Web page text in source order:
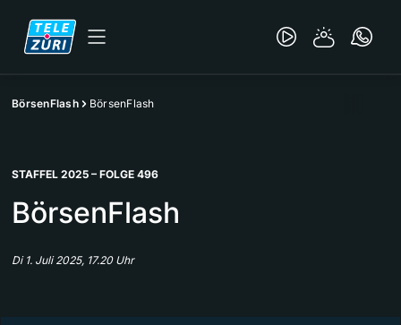
BörsenFlash BörsenFlash
STAFFEL 2025 – FOLGE 496
BörsenFlash
Di 1. Juli 2025, 17.20 Uhr